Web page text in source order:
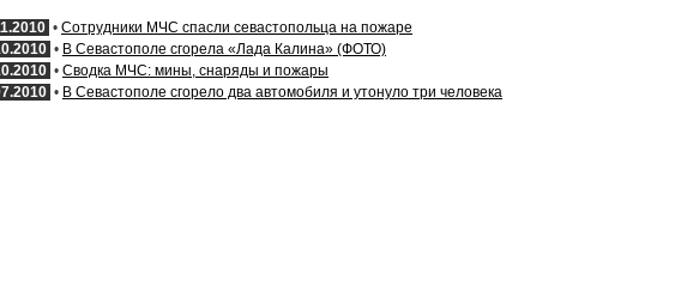
• Сотрудники МЧС спасли севастопольца на пожаре
• В Севастополе сгорела «Лада Калина» (ФОТО)
• Сводка МЧС: мины, снаряды и пожары
• В Севастополе сгорело два автомобиля и утонуло три человека